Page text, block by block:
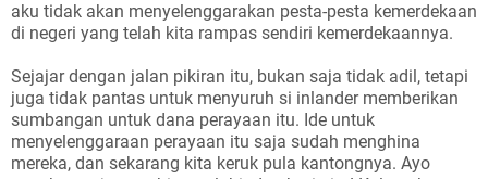
aku tidak akan menyelenggarakan pesta-pesta kemerdekaan
di negeri yang telah kita rampas sendiri kemerdekaannya.
Sejajar dengan jalan pikiran itu, bukan saja tidak adil, tetapi
juga tidak pantas untuk menyuruh si inlander memberikan
sumbangan untuk dana perayaan itu. Ide untuk
menyelenggaraan perayaan itu saja sudah menghina
mereka, dan sekarang kita keruk pula kantongnya. Ayo